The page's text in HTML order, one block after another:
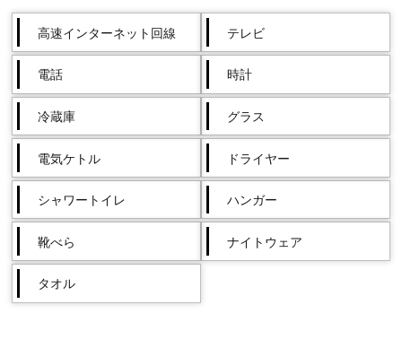
高速インターネット回線 テレビ
電話 時計
冷蔵庫 グラス
電気ケトル ドライヤー
シャワートイレ ハンガー
靴べら ナイトウェア
タオル